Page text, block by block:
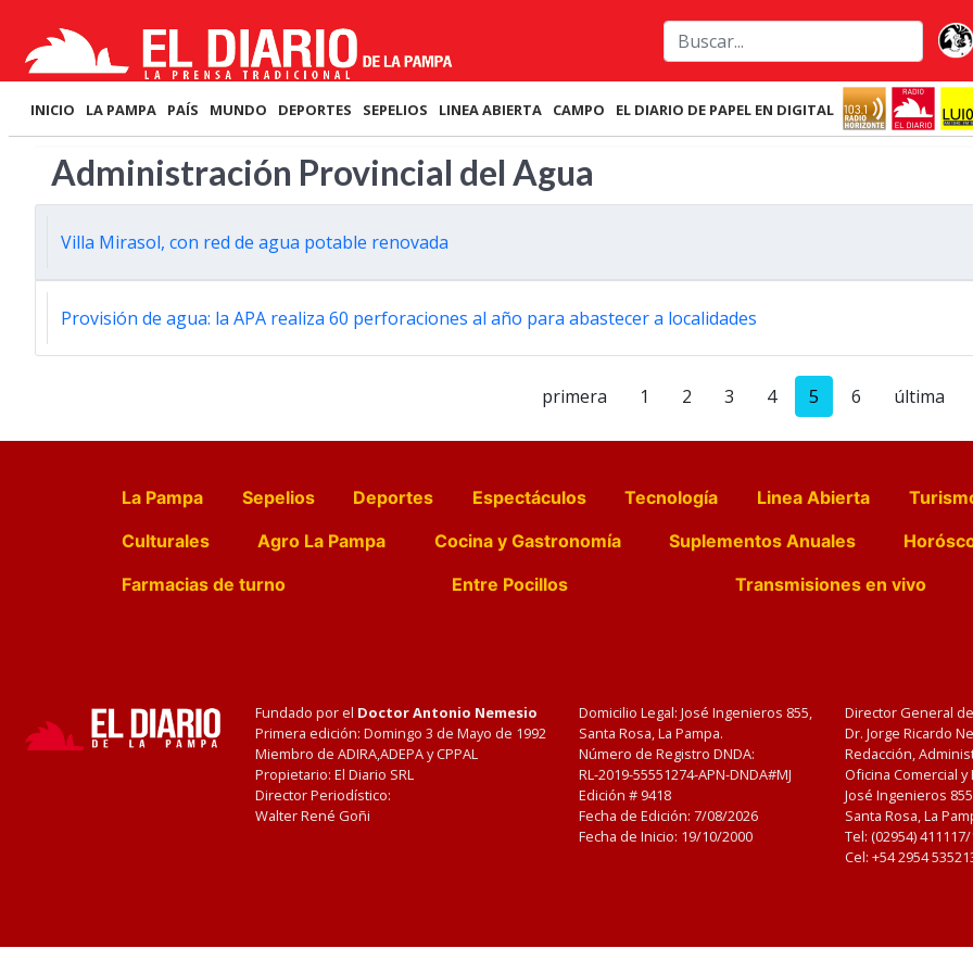
INICIO LA PAMPA PAÍS MUNDO DEPORTES SEPELIOS LINEA ABIERTA CAMPO EL DIARIO DE PAPEL EN DIGITAL
Administración Provincial del Agua
Villa Mirasol, con red de agua potable renovada
Provisión de agua: la APA realiza 60 perforaciones al año para abastecer a localidades
primera 1 2 3 4 5 6 última
La Pampa Sepelios Deportes Espectáculos Tecnología Linea Abierta
Culturales
Agro La Pampa Cocina y Gastronomía Suplementos Anuales
Farmacias de turno
Entre Pocillos Transmisiones en vivo
Fundado por el Doctor Antonio Nemesio
Primera edición: Domingo 3 de Mayo de 1992
Miembro de ADIRA,ADEPA y CPPAL
Propietario: El Diario SRL
Director Periodístico:
Walter René Goñi
Domicilio Legal: José Ingenieros 855,
Santa Rosa, La Pampa.
Número de Registro DNDA:
RL-2019-55551274-APN-DNDA#MJ
Edición # 9418
Fecha de Edición: 7/08/2026
Fecha de Inicio: 19/10/2000
Director General
Dr. Jorge Ricardo
Redacción,
Oficina Comercial
José Ingenieros
Santa Rosa, La
Tel: (02954)
Cel: +54 2954